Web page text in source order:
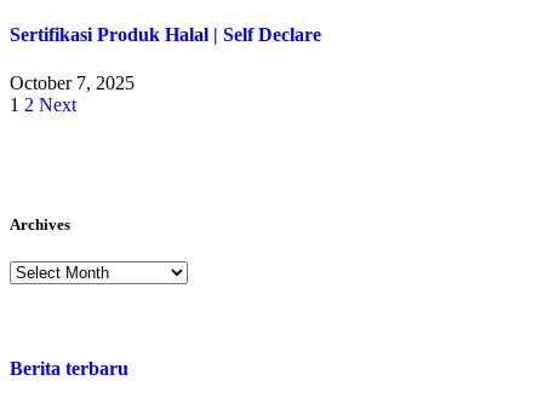
Sertifikasi Produk Halal | Self Declare
October 7, 2025
1 2 Next
Archives
Berita terbaru